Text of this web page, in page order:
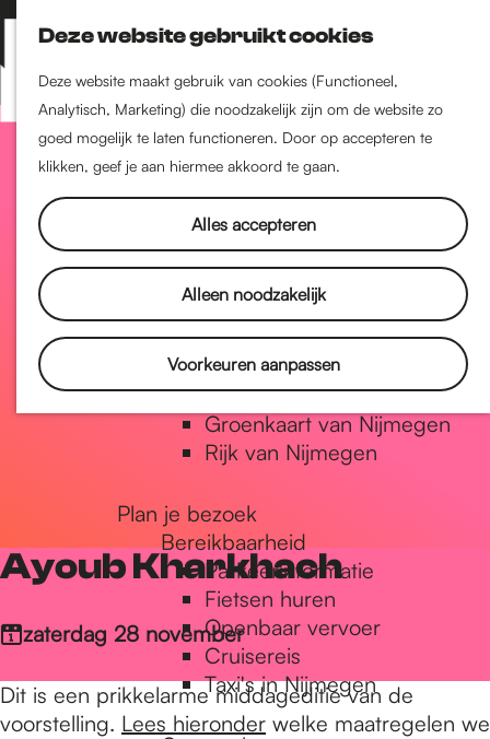
Deze website gebruikt cookies
Deze website maakt gebruik van cookies (Functioneel,
Analytisch, Marketing) die noodzakelijk zijn om de website zo
goed mogelijk te laten functioneren. Door op accepteren te
klikken, geef je aan hiermee akkoord te gaan.
Alles accepteren
Alleen noodzakelijk
Voorkeuren aanpassen
Z
o
e
k
e
K
a
a
r
t
M
e
n
Nijmegen-Nieuw-West
Nijmegen-Oud-West
Dukenburg
Lindenholt
Historie
De oudste stad van
Nederland
Historische tijdlijn
Romeinse Limes
Vrede van Nijmegen Penning
Natuur in Nijmegen
Groenkaart van Nijmegen
Rijk van Nijmegen
Plan je bezoek
Bereikbaarheid
Parkeerinformatie
Fietsen huren
Openbaar vervoer
Cruisereis
Taxi's in Nijmegen
Ayoub Kharkhach
zaterdag 28 november
Dit is een prikkelarme middageditie van de
voorstelling. Lees hieronder welke maatregelen we